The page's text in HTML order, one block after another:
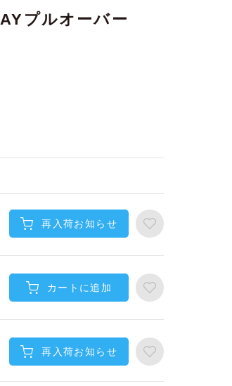
プルオーバー
再入荷お知らせ
カートに追加
再入荷お知らせ